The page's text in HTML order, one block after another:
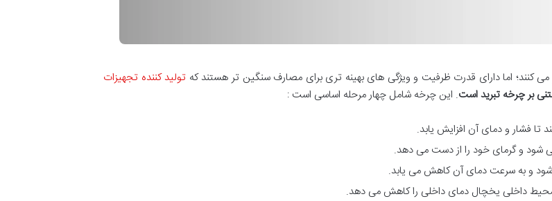
اما دارای قدرت ظرفیت و ویژگی های بهینه تری برای مصارف سنگین تر هستند که تولید کننده تجهیزات
بر چرخه تبرید است. این چرخه شامل چهار مرحله اساسی است :
تا فشار و دمای آن افزایش یابد.
شود و گرمای خود را از دست می دهد.
شود و به سرعت دمای آن کاهش می یابد.
محیط داخلی یخچال دمای داخلی را کاهش می دهد.